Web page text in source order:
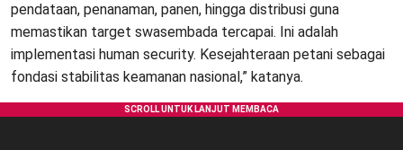
pendataan, penanaman, panen, hingga distribusi guna
memastikan target swasembada tercapai. Ini adalah
implementasi human security. Kesejahteraan petani sebagai
fondasi stabilitas keamanan nasional,” katanya.